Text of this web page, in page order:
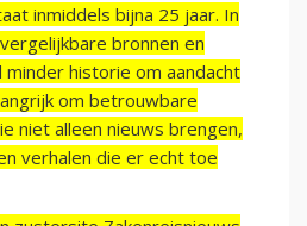
inmiddels bijna 25 jaar. In
bronnen en
historie om aandacht
om betrouwbare
niet alleen nieuws brengen,
verhalen die er echt toe